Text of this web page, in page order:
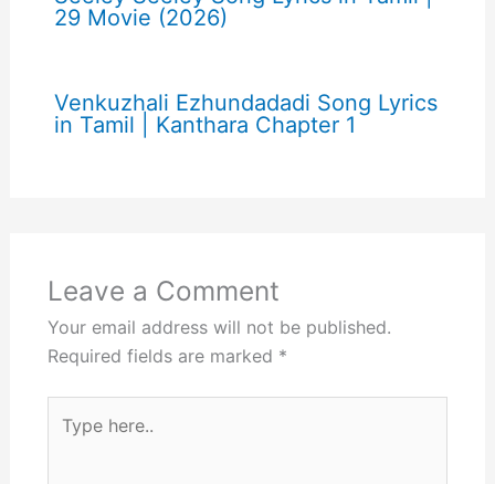
29 Movie (2026)
Venkuzhali Ezhundadadi Song Lyrics
in Tamil | Kanthara Chapter 1
Leave a Comment
Your email address will not be published.
Required fields are marked *
here..